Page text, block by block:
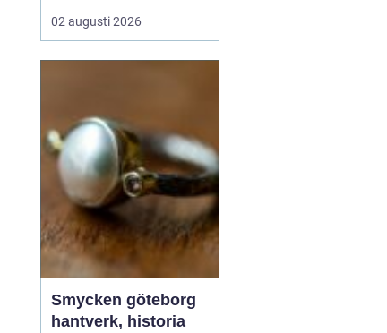
tar för given tills den
saknas eller slutar
dörrar vardagen enklare,
särskilt för personer med
nedsatt rörligh...
02 augusti 2026
Smycken göteborg
hantverk, historia